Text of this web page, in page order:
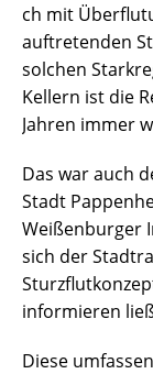
ch mit
auftretenden
solchen
Kellern ist die
Jahren immer
Das war auch
Stadt
Weißenburger
sich der
informieren
Diese